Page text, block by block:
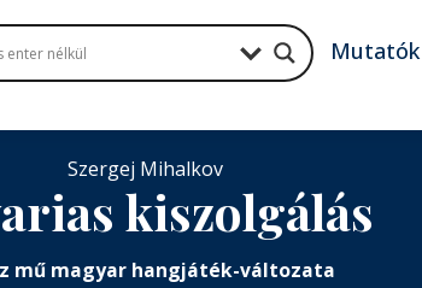
Mutatók
Szergej Mihalkov
kiszolgálás
mű magyar hangjáték-változata